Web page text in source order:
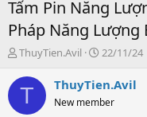
Tấm Pin Năng
Pháp Năng Lượng
T
r
e
a
ThuyTien.Avil
N
à
b
22/11/24
T ThuyTien.Avil
New member